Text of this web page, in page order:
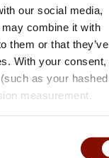
our social media,
combine it with
them or that they’ve
With your consent,
as your hashed
measurement.